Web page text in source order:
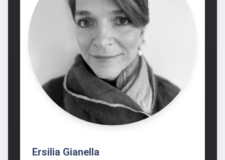
Ersilia Gianella